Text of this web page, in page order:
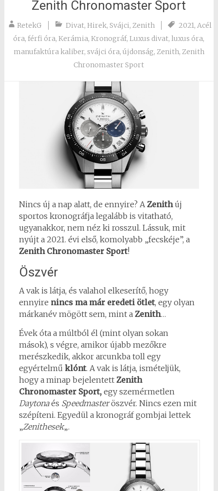
Zenith Chronomaster Sport
RetekG Divat, Hirek, Svájci, Zenith 2021, Acél
óra,férfi óra,Kerámia,Kronográf,Luxus divat,luxus óra,
manufaktúra kaliber, svájci óra, újdonság, Zenith, Zenith
Chronomaster Sport
Nincs új a nap alatt, de ennyire? AZenithúj
sportos kronográfja legalább is vitatható,
ugyanakkor, nem néz ki rosszul. Lássuk, mit
nyújt a 2021. évi első, komolyabb „fecskéje”, a
Zenith Chronomaster Sport!
Öszvér
A vak is látja, és valahol elkeserítő, hogy
ennyire nincs ma már eredeti ötlet, egy olyan
márkanév mögött sem, mint a Zenith…
Évek óta a múltból él (mint olyan sokan
mások), s végre, amikor újabb mezőkre
merészkedik, akkor arcunkba toll egy
egyértelmű klónt. A vak is látja, ismételjük,
hogy a minap bejelentett Zenith
Chronomaster Sport,egy szemérmetlen
Daytonaés Speedmasteröszvér. Nincs ezen mit
szépíteni. Egyedül a kronográf gombjai lettek
„Zenithesek„.